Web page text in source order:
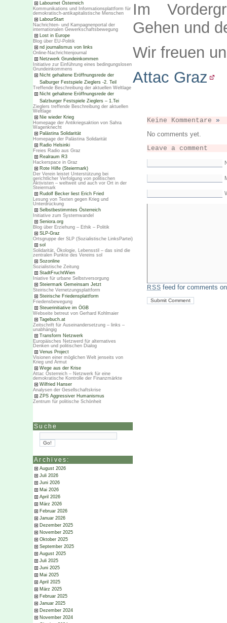
Labournet Österreich
Kommunikations und Informationsplattform für
demokratisch-antikapitalistische Menschen
LabourStart
Nachrichten- und Kampagnenportal der
internationalen Gewerkschaftsbewegung
Lost in Europe
Blog über EU-Politik
nd journalismus von links
Online-Nachrichtenjournal
Netzwerk Grundeinkommen
Initiative zur Einführung eines bedingungslosen
Grundeinkommens
Nicht gehaltene Eröffnungsrede der
Salburger Festspiele Zieglers -2. Teil
Treffende Beschreibung der aktuellen Weltlage
Nicht gehaltene Eröffnungsrede der
Salzburger Festspiele Zieglers – 1.Tei
Zieglers treffende Beschreibung der aktuellen
Weltlage
Nie wieder Krieg
Homepage der Antikriegsaktion von Sahra
Wagenknecht
Palästina Solidarität
Homepage der Palästina Solidarität
Radio Helsinki
Freies Radio aus Graz
Realraum R3
Hackerspace in Graz
Rote Hilfe (Steiermark)
Der Verein leistet Unterstützung bei
gerichtlicher Verfolgung von politischen
Aktivisten – weltweit und auch vor Ort in der
Steiermark
Rudolf Becker liest Erich Fried
Lesung von Texten gegen Krieg und
Unterdrückung
Selbstbestimmtes Österreich
Initiative zum Systemwandel
Seniora.org
Blog über Erziehung – Ethik – Politik
SLP-Graz
Ortsgruppe der SLP (Sozialistische LinksPartei)
sol
Solidarität, Ökologie, Lebensstil – das sind die
zentralen Punkte des Vereins sol
Sozonline
Sozialistische Zeitung
StadtFruchtWien
Iniative für urbane Selbstversorgung
Steiermark Gemeinsam Jetzt
Steirische Vernetzungsplattform
Steirische Friedensplattform
Friedensbewegung
Steuerinitiative im ÖGB
Webseite betreut von Gerhard Kohlmaier
Tagebuch.at
Zeitschrift für Auseinandersetzung – links –
unabhängig
Transform Netzwerk
Europäisches Netzwerd für alternatives
Denken und politischen Dialog
Venus Project
Visionen einer möglichen Welt jenseits von
Krieg und Armut
Wege aus der Krise
Attac Österreich – Netzwerk für eine
demokratische Kontrolle der Finanzmärkte
Wilfried Hanser
Analysen der Gesellschaftskrise
ZPS Aggressiver Humanismus
Zentrum für politische Schönheit
Suche
Archives:
August 2026
Juli 2026
Juni 2026
Mai 2026
April 2026
März 2026
Februar 2026
Januar 2026
Dezember 2025
November 2025
Oktober 2025
September 2025
August 2025
Juli 2025
Juni 2025
Mai 2025
April 2025
März 2025
Februar 2025
Januar 2025
Dezember 2024
November 2024
Im
Gehen und
Wir freuen
Attac Graz
Keine Kommentare »
No comments yet.
Leave a comment
RSS feed for comments